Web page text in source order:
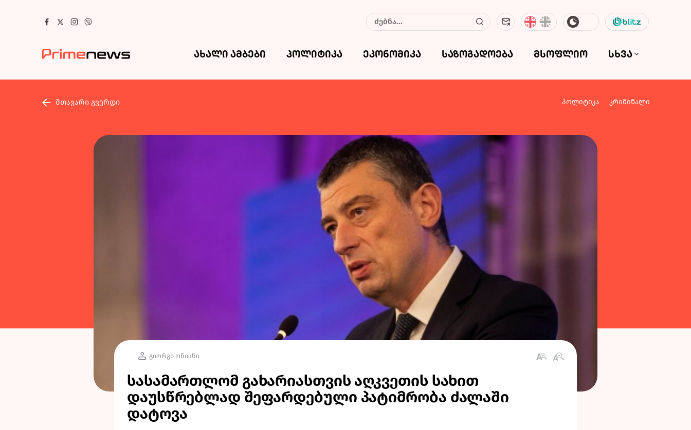
ახალი ამბები პოლიტიკა ეკონომიკა საზოგადოება მსოფლიო სხვა
მთავარი გვერდი პოლიტიკა კრიმინალი
გიორგი ონიანი
სასამართლომ გახარიასთვის აღკვეთის სახით
დაუსწრებლად შეფარდებული პატიმრობა ძალაში
დატოვა